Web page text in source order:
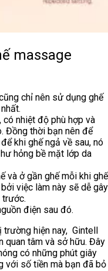
massage
chỉ nên sử dụng ghế
nhiệt độ phù hợp và
Đồng thời bạn nên để
khi ghế ngả về sau, nó
hỏng bề mặt lớp da
và ở gần ghế mỗi khi ghế
việc làm này sẽ dễ gây
trước.
điện sau đó.
hiện nay, Gintell
quan tâm và sở hữu. Đây
có những phút giây
với số tiền mà bạn đã bỏ